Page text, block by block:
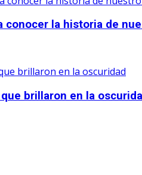
conocer la historia de
brillaron en la